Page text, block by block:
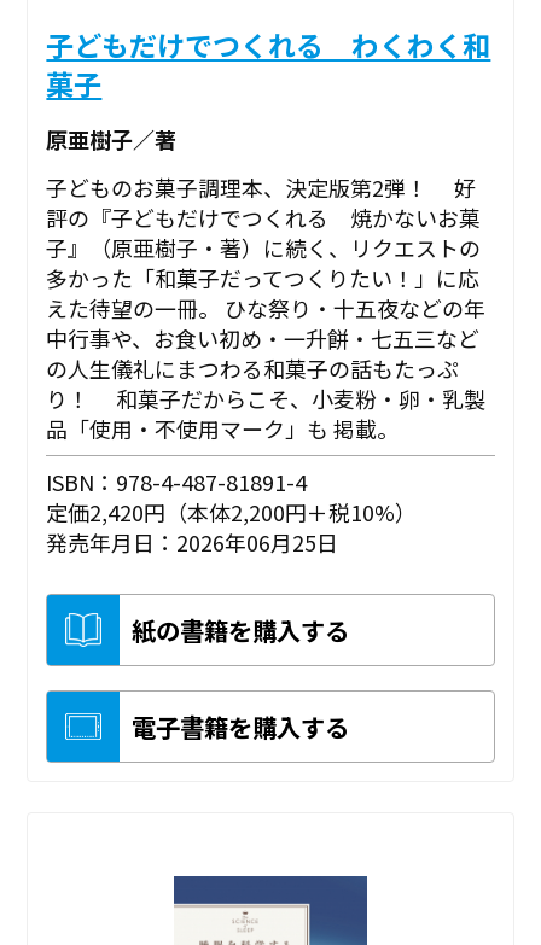
子どもだけでつくれる わくわく和
菓子
原亜樹子／著
子どものお菓子調理本、決定版第2弾！ 好
評の『子どもだけでつくれる 焼かないお菓
子』（原亜樹子・著）に続く、リクエストの
多かった「和菓子だってつくりたい！」に応
えた待望の一冊。 ひな祭り・十五夜などの年
中行事や、お食い初め・一升餅・七五三など
の人生儀礼にまつわる和菓子の話もたっぷ
り！ 和菓子だからこそ、小麦粉・卵・乳製
品「使用・不使用マーク」も 掲載。
ISBN：978-4-487-81891-4
定価2,420円（本体2,200円＋税10%）
発売年月日：2026年06月25日
紙の書籍を購入する
電子書籍を購入する